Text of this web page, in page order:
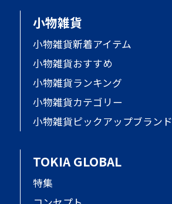
小物雑貨
小物雑貨新着アイテム
小物雑貨おすすめ
小物雑貨ランキング
小物雑貨カテゴリー
小物雑貨ピックアップブランド
TOKIA GLOBAL
特集